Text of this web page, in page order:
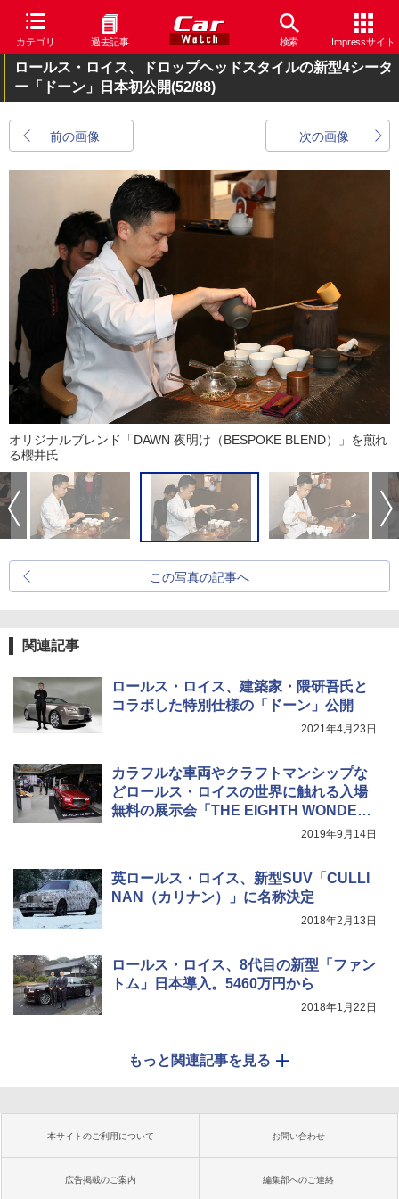
カテゴリ 過去記事 検索 Impressサイト
ロールス・ロイス、ドロップヘッドスタイルの新型4シータ
ー「ドーン」日本初公開(52/88)
前の画像 次の画像
オリジナルブレンド「DAWN 夜明け（BESPOKE BLEND）」を煎れ
る櫻井氏
この写真の記事へ
関連記事
ロールス・ロイス、建築家・隈研吾氏と
コラボした特別仕様の「ドーン」公開
2021年4月23日
カラフルな車両やクラフトマンシップな
どロールス・ロイスの世界に触れる入場
無料の展示会「THE EIGHTH WONDE
2019年9月14日
英ロールス・ロイス、新型SUV「CULLI
NAN（カリナン）」に名称決定
2018年2月13日
ロールス・ロイス、8代目の新型「ファン
トム」日本導入。5460万円から
2018年1月22日
もっと関連記事を見る
本サイトのご利用について お問い合わせ
広告掲載のご案内 編集部へのご連絡